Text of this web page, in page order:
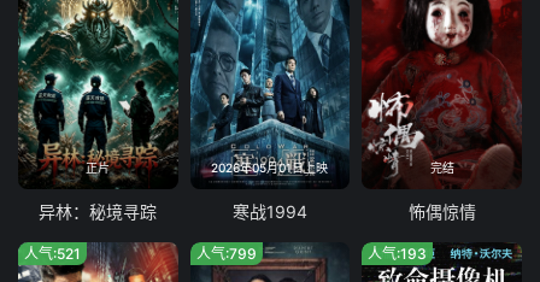
正片
异林：秘境寻踪
2026年05月01日上映
寒战1994
完结
怖偶惊情
人气:521 人气:799 人气:193